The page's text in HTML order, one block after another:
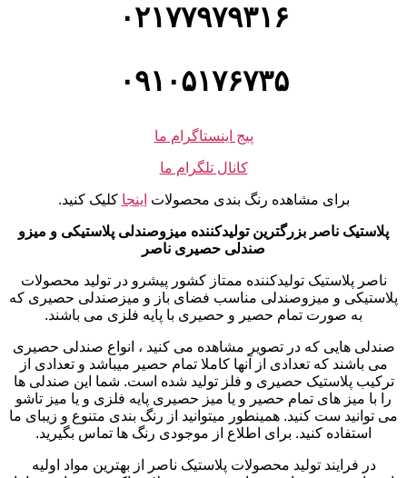
۰۲۱۷۷۹۷۹۳۱۶
۰۹۱۰۵۱۷۶۷۳۵
پیج اینستاگرام ما
کانال تلگرام ما
برای مشاهده رنگ بندی محصولات اینجا کلیک کنید.
پلاستیک ناصر بزرگترین تولیدکننده میزوصندلی پلاستیکی و میزو
صندلی حصیری ناصر
ناصر پلاستیک تولیدکننده ممتاز کشور پیشرو در تولید محصولات
پلاستیکی و میزوصندلی مناسب فضای باز و میزصندلی حصیری که
به صورت تمام حصیر و حصیری با پایه فلزی می باشند.
صندلی هایی که در تصویر مشاهده می کنید ، انواع صندلی حصیری
می باشند که تعدادی از آنها کاملا تمام حصیر میباشد و تعدادی از
ترکیب پلاستیک حصیری و فلز تولید شده است. شما این صندلی ها
را با میز های تمام حصیر و یا میز حصیری پایه فلزی و یا میز تاشو
می توانید ست کنید. همینطور میتوانید از رنگ بندی متنوع و زیبای ما
استفاده کنید. برای اطلاع از موجودی رنگ ها تماس بگیرید.
در فرایند تولید محصولات پلاستیک ناصر از بهترین مواد اولیه